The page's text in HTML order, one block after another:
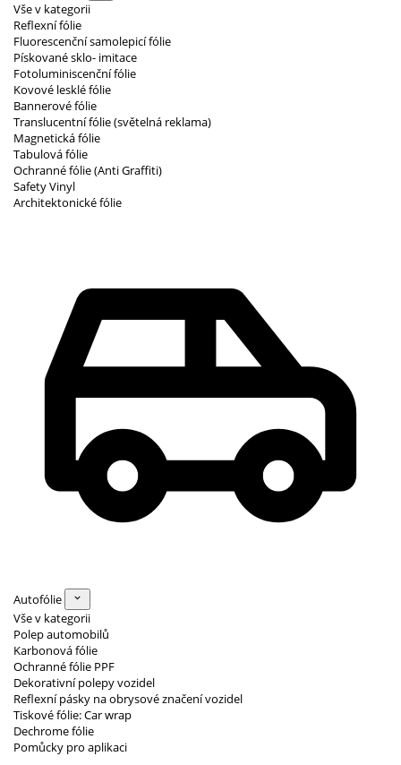
Vše v kategorii
Reflexní fólie
Fluorescenční samolepicí fólie
Pískované sklo- imitace
Fotoluminiscenční fólie
Kovové lesklé fólie
Bannerové fólie
Translucentní fólie (světelná reklama)
Magnetická fólie
Tabulová fólie
Ochranné fólie (Anti Graffiti)
Safety Vinyl
Architektonické fólie
Autofólie
Vše v kategorii
Polep automobilů
Karbonová fólie
Ochranné fólie PPF
Dekorativní polepy vozidel
Reflexní pásky na obrysové značení vozidel
Tiskové fólie: Car wrap
Dechrome fólie
Pomůcky pro aplikaci